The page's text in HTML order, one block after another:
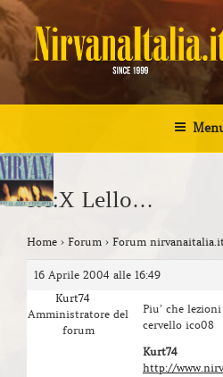
Salta
al
contenuto
NIRVANA
Re:X Lello…
Home › Forum › Forum
16 Aprile 2004 alle 16:49
Kurt74
Amministratore del
forum
Piu’ che
cervello ico08
Kurt74
http://